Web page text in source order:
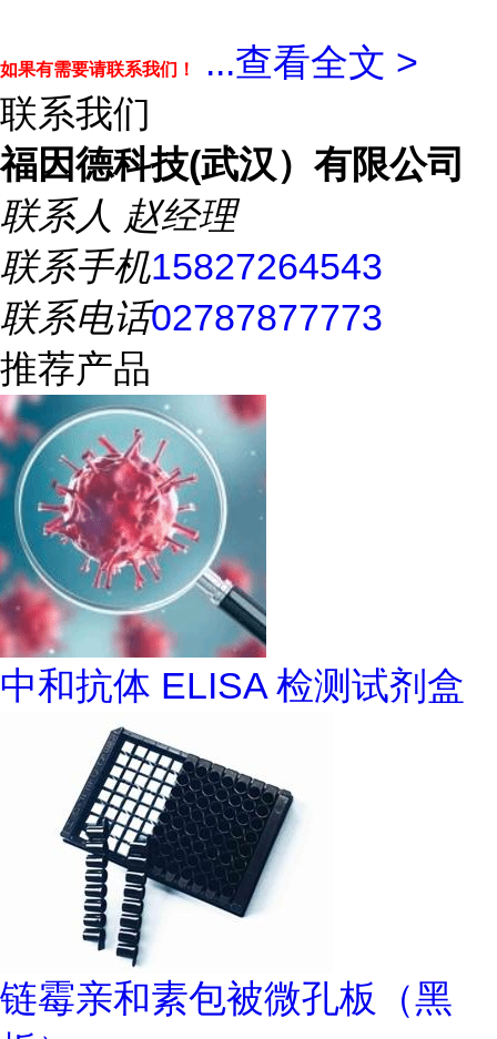
如果有需要请联系我们！ ...查看全文 >
联系我们
福因德科技(武汉）有限公司
联系人 赵经理
联系手机15827264543
联系电话02787877773
推荐产品
中和抗体 ELISA 检测试剂盒
链霉亲和素包被微孔板（黑